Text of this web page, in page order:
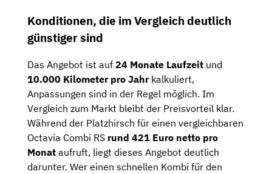
Konditionen, die im Vergleich deutlich
günstiger sind
Das Angebot ist auf 24 Monate Laufzeit und
10.000 Kilometer pro Jahrkalkuliert,
Anpassungen sind in der Regel möglich. Im
Vergleich zum Markt bleibt der Preisvorteil klar.
Während der Platzhirsch für einen vergleichbaren
Octavia Combi RS rund 421 Euro netto pro
Monat aufruft, liegt dieses Angebot deutlich
darunter. Wer einen schnellen Kombi für den